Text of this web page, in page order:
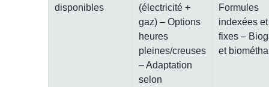
disponibles
(électricité +
gaz) – Options
heures
pleines/creuses
– Adaptation
selon
Formules
indexées et
fixes –
et